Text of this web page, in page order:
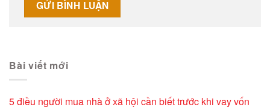
Bài viết mới
5 điều người mua nhà ở xã hội cần biết trước khi vay vốn